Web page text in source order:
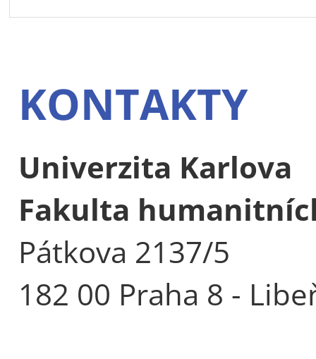
KONTAKTY
Univerzita Karlova
Fakulta
Pátkova 2137/5
182 00 Praha 8 -